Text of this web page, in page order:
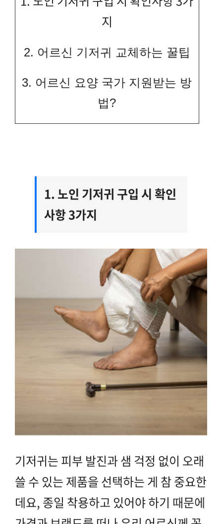
지
2. 어르신 기저귀 교체하는 꿀팁
3. 어르신 요양 국가 지원받는 방
법?
1. 노인 기저귀 구입 시 확인
사항 3가지
기저귀는 피부 발진과 샘 걱정 없이 오래
쓸 수 있는 제품을 선택하는 게 참 중요한
데요, 종일 착용하고 있어야 하기 때문에